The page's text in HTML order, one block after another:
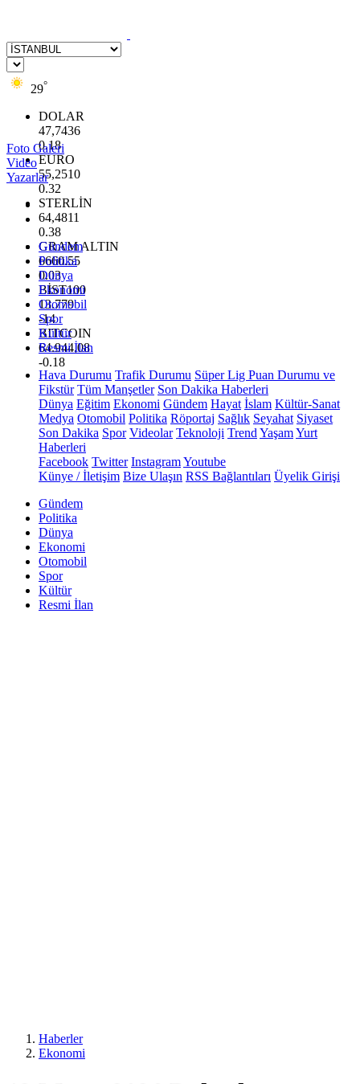
29°
DOLAR
47,7436
0.18
EURO
55,2510
0.32
STERLİN
64,4811
0.38
GRAM ALTIN
6660.55
0.03
BİST100
13.779
-14
BITCOIN
64.944,08
-0.18
Foto Galeri
Video
Yazarlar
Gündem
Politika
Dünya
Ekonomi
Otomobil
Spor
Kültür
Resmi İlan
Hava Durumu Trafik Durumu Süper Lig Puan Durumu ve
Fikstür Tüm Manşetler Son Dakika Haberleri
Dünya Eğitim Ekonomi Gündem Hayat İslam Kültür-Sanat
Medya Otomobil Politika Röportaj Sağlık Seyahat Siyaset
Son Dakika Spor Videolar Teknoloji Trend YaşamYurt
Haberleri
Facebook Twitter InstagramYoutube
Künye / İletişim Bize Ulaşın RSS Bağlantıları Üyelik Girişi
Gündem
Politika
Dünya
Ekonomi
Otomobil
Spor
Kültür
Resmi İlan
Haberler
Ekonomi